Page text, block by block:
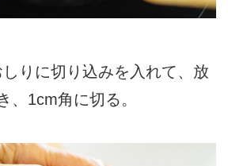
りに切り込みを入れて、放
、1cm角に切る。